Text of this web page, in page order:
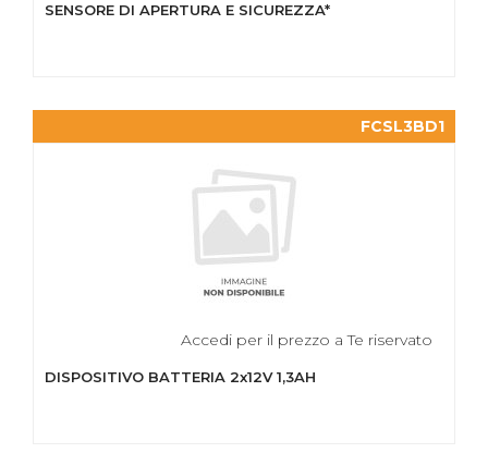
SENSORE DI APERTURA E SICUREZZA*
FCSL3BD1
Accedi per il prezzo a Te riservato
DISPOSITIVO BATTERIA 2x12V 1,3AH